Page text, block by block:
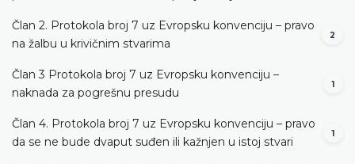
Član 2. Protokola broj 7 uz Evropsku konvenciju – pravo
na žalbu u krivičnim stvarima
2
Član 3 Protokola broj 7 uz Evropsku konvenciju –
naknada za pogrešnu presudu
1
Član 4. Protokola broj 7 uz Evropsku konvenciju – pravo
da se ne bude dvaput suđen ili kažnjen u istoj stvari
1